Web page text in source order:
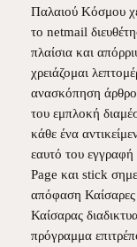
Παλαιού Κόσμου
το netmail
πλαίσια και
χρειάζομαι
ανασκόπηση
του εμπλοκή
κάθε ένα
εαυτό του
Page και stick
απόφαση Καίσαρες
Καίσαρας
πρόγραμμα